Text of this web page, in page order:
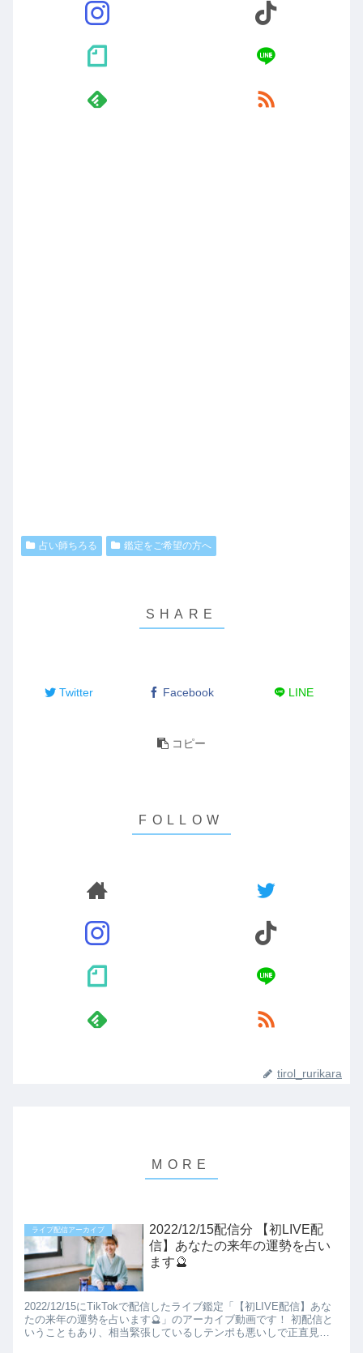
占い師ちろる 鑑定をご希望の方へ
Twitter Facebook LINE
コピー
tirol_rurikara
ライブ配信アーカイブ
2022/12/15配信分 【初LIVE配
信】あなたの来年の運勢を占い
ます🔮
2022/12/15にTikTokで配信したライブ鑑定「【初LIVE配信】あな
たの来年の運勢を占います🔮」のアーカイブ動画です！ 初配信と
いうこともあり、相当緊張しているしテンポも悪いしで正直見て